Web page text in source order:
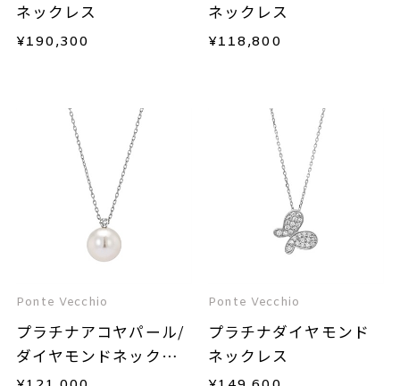
ネックレス
¥190,300
ネックレス
¥118,800
Ponte Vecchio
プラチナアコヤパール/
ダイヤモンドネックレ
ス
Ponte Vecchio
プラチナダイヤモンド
ネックレス